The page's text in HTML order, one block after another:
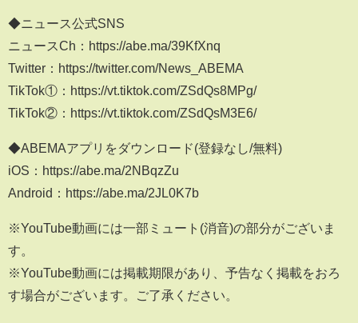
◆ニュース公式SNS
ニュースCh：https://abe.ma/39KfXnq
Twitter：https://twitter.com/News_ABEMA
TikTok①：https://vt.tiktok.com/ZSdQs8MPg/
TikTok②：https://vt.tiktok.com/ZSdQsM3E6/
◆ABEMAアプリをダウンロード(登録なし/無料)
iOS：https://abe.ma/2NBqzZu
Android：https://abe.ma/2JL0K7b
※YouTube動画には一部ミュート(消音)の部分がございま
す。
※YouTube動画には掲載期限があり、予告なく掲載をおろ
す場合がございます。ご了承ください。